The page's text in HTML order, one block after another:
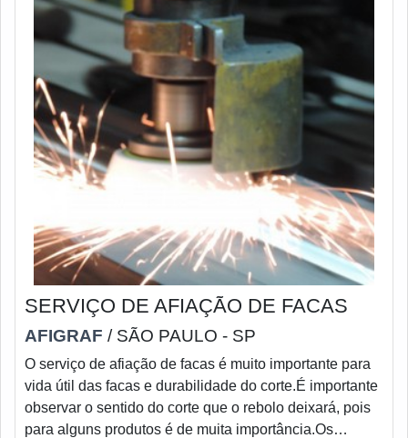
SERVIÇO DE AFIAÇÃO DE FACAS
AFIGRAF / SÃO PAULO - SP
O serviço de afiação de facas é muito importante para
vida útil das facas e durabilidade do corte.É importante
observar o sentido do corte que o rebolo deixará, pois
para alguns produtos é de muita importância.Os